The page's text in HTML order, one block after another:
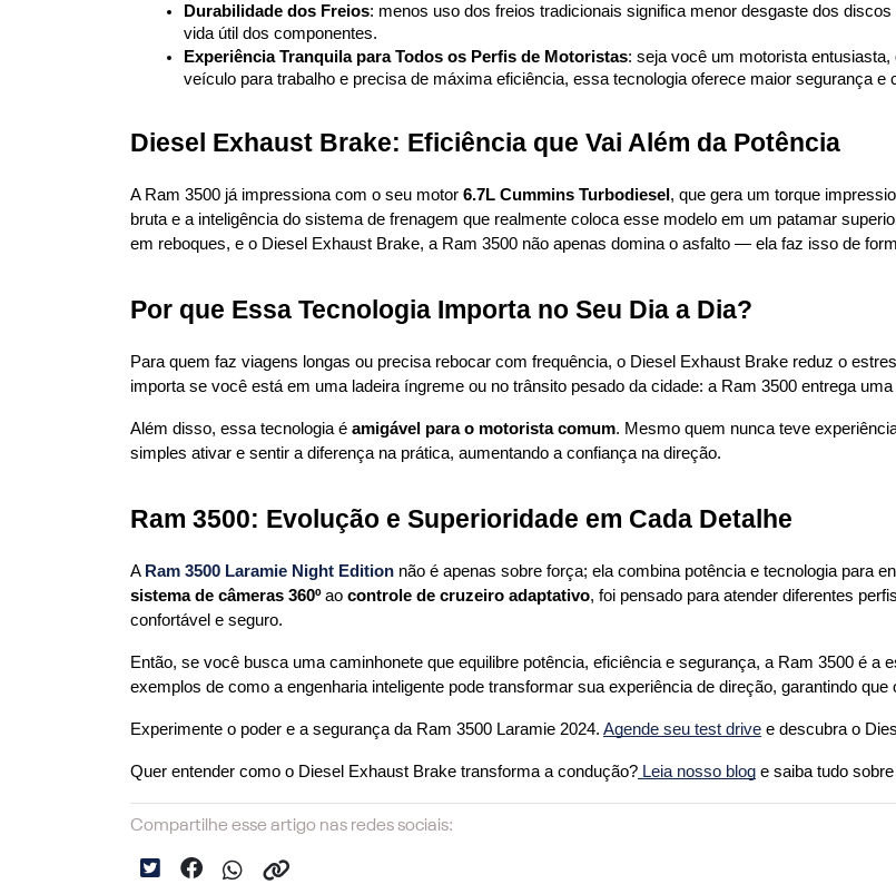
Durabilidade dos Freios: menos uso dos freios tradicionais significa menor desgaste dos
vida útil dos componentes.
Experiência Tranquila para Todos os Perfis de Motoristas: seja você um motorista
veículo para trabalho e precisa de máxima eficiência, essa tecnologia oferece maior segurança e
Diesel Exhaust Brake: Eficiência que Vai Além da Potência
A Ram 3500 já impressiona com o seu motor 6.7L Cummins Turbodiesel , que gera um torque
bruta e a inteligência do sistema de frenagem que realmente coloca esse modelo em um patamar
em reboques, e o Diesel Exhaust Brake, a Ram 3500 não apenas domina o asfalto — ela faz isso de
Por que Essa Tecnologia Importa no Seu Dia a Dia?
Para quem faz viagens longas ou precisa rebocar com frequência, o Diesel Exhaust Brake reduz o
importa se você está em uma ladeira íngreme ou no trânsito pesado da cidade: a Ram 3500 entrega
Além disso, essa tecnologia é amigável para o motorista comum. Mesmo quem nunca teve
simples ativar e sentir a diferença na prática, aumentando a confiança na direção.
Ram 3500: Evolução e Superioridade em Cada Detalhe
A Ram 3500 Laramie Night Edition
sistema de câmeras 360º ao controle de cruzeiro adaptativo, foi pensado para atender diferentes
confortável e seguro.
Então, se você busca uma caminhonete que equilibre potência, eficiência e segurança, a Ram 3500 é a
exemplos de como a engenharia inteligente pode transformar sua experiência de direção, garantindo
Experimente o poder e a segurança da Ram 3500 Laramie 2024. Agende seu test drive e descubra o
Quer entender como o Diesel Exhaust Brake transforma a condução? Leia nosso blog e saiba tudo
Compartilhe esse artigo nas redes sociais: